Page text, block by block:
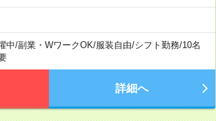
中/副業・WワークOK/服装自由/シフト勤務/10名
詳細へ